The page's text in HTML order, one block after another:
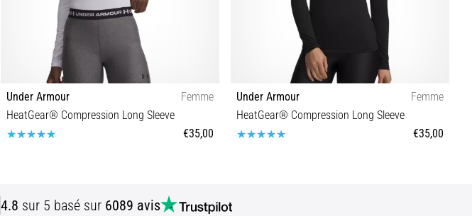
Under Armour
Femme
HeatGear® Compression Long Sleeve
€35,00
Under Armour
Femme
HeatGear® Compression Long Sleeve
€35,00
4.8 sur 5 basé sur 6089 avis